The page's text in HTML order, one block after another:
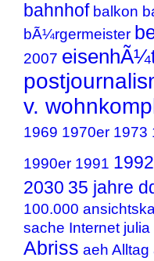
bahnhof balkon
bÃ¼rgermeister
2007
v.
1969 1970er 1973
1990er 1991 1992
2030 35 jahre
100.000
sache Internet
Abriss aeh Alltag